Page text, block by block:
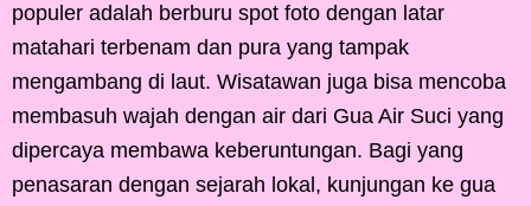
populer adalah berburu spot foto dengan latar
matahari terbenam dan pura yang tampak
mengambang di laut. Wisatawan juga bisa mencoba
membasuh wajah dengan air dari Gua Air Suci yang
dipercaya membawa keberuntungan. Bagi yang
penasaran dengan sejarah lokal, kunjungan ke gua